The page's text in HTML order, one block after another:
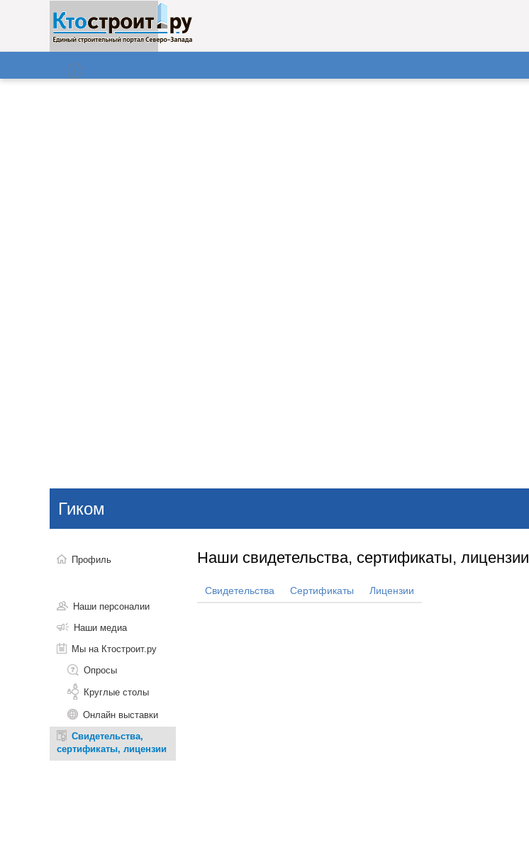
Поиск
Гиком
Профиль
Наши персоналии
Наши медиа
Мы на Ктостроит.ру
Опросы
Круглые столы
Онлайн выставки
Свидетельства,
сертификаты, лицензии
Наши свидетельства, сертификаты, лицензии
Свидетельства Сертификаты Лицензии